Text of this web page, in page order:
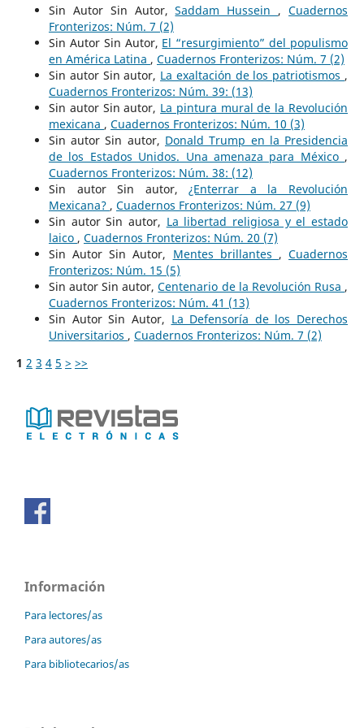
Sin Autor Sin Autor,Saddam Hussein ,Cuadernos
Fronterizos: Núm. 7 (2)
Sin Autor Sin Autor, El “resurgimiento” del populismo
en América Latina , Cuadernos Fronterizos: Núm. 7 (2)
Sin autor Sin autor, La exaltación de los patriotismos ,
Cuadernos Fronterizos: Núm. 39: (13)
Sin autor Sin autor, La pintura mural de la Revolución
mexicana , Cuadernos Fronterizos: Núm. 10 (3)
Sin autor Sin autor, Donald Trump en la Presidencia
de los Estados Unidos. Una amenaza para México ,
Cuadernos Fronterizos: Núm. 38: (12)
Sin autor Sin autor,¿Enterrar a la Revolución
Mexicana? , Cuadernos Fronterizos: Núm. 27 (9)
Sin autor Sin autor, La libertad religiosa y el estado
laico , Cuadernos Fronterizos: Núm. 20 (7)
Sin Autor Sin Autor, Mentes brillantes ,Cuadernos
Fronterizos: Núm. 15 (5)
Sin autor Sin autor,Centenario de la Revolución Rusa ,
Cuadernos Fronterizos: Núm. 41 (13)
Sin Autor Sin Autor, La Defensoría de los Derechos
Universitarios , Cuadernos Fronterizos: Núm. 7 (2)
1 2 3 4 5 > >>
Información
Para lectores/as
Para autores/as
Para bibliotecarios/as